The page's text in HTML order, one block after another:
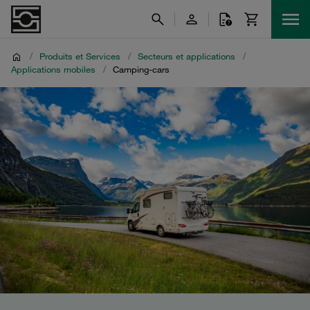
/ Produits et Services / Secteurs et applications
/
Applications mobiles
/ Camping-cars